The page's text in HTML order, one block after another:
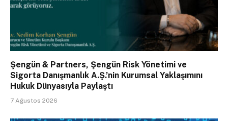
Şengün & Partners, Şengün Risk Yönetimi ve
Sigorta Danışmanlık A.Ş.’nin Kurumsal Yaklaşımını
Hukuk Dünyasıyla Paylaştı
7 Ağustos 2026